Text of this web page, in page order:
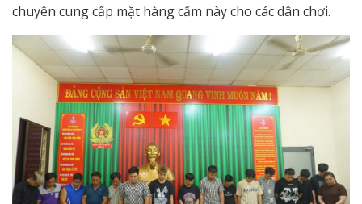
chuyên cung cấp mặt hàng cấm này cho các dân chơi.